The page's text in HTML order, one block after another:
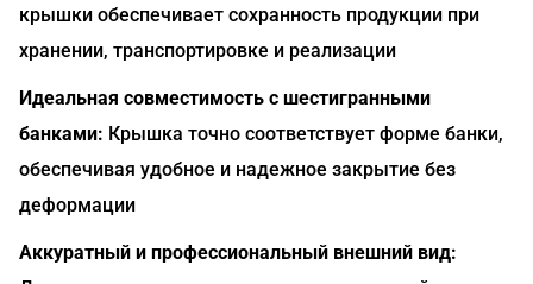
крышки обеспечивает сохранность продукции при
хранении, транспортировке и реализации
Идеальная совместимость с шестигранными
банками: Крышка точно соответствует форме банки,
обеспечивая удобное и надежное закрытие без
деформации
Аккуратный и профессиональный внешний вид: